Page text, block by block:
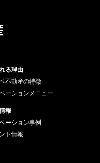
る理由
不動産の特徴
ーションメニュー
報
ーション事例
ト情報